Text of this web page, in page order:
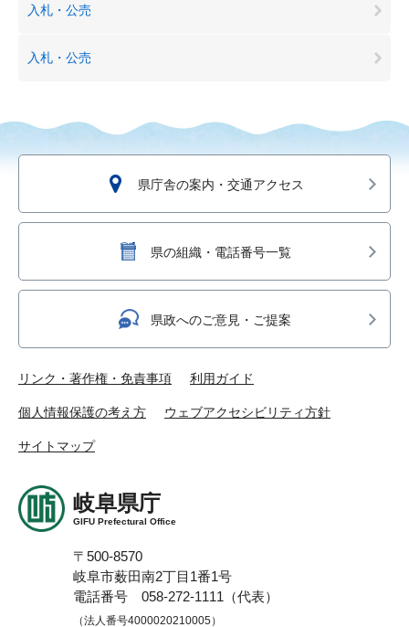
入札・公売
入札・公売
県庁舎の案内・交通アクセス
県の組織・電話番号一覧
県政へのご意見・ご提案
リンク・著作権・免責事項 利用ガイド
個人情報保護の考え方 ウェブアクセシビリティ方針
サイトマップ
岐阜県庁
GIFU Prefectural Office
〒500-8570
岐阜市薮田南2丁目1番1号
電話番号 058-272-1111（代表）
（法人番号4000020210005）